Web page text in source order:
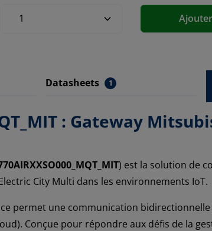
Datasheets 1
: Gateway
) est la solution de
City Multi dans les environnements IoT.
permet une communication
Conçue pour répondre aux défis de la